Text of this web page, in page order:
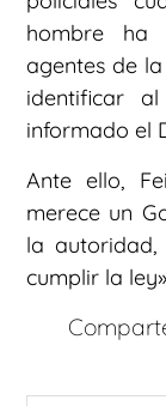
hombre ha
agentes de
identificar
informado el
Ante ello,
merece un
la
cumplir la